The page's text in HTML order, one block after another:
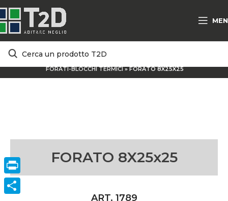
FORATI-BLOCCHI TERMICI» FORATO 8X25X25
FORATO 8X25x25
ART. 1789
Print